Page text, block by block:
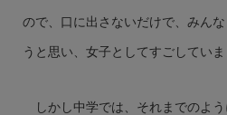
ので、口に出さないだけで、みん
うと思い、女子としてすごしていま
しかし中学では、それまでのよ